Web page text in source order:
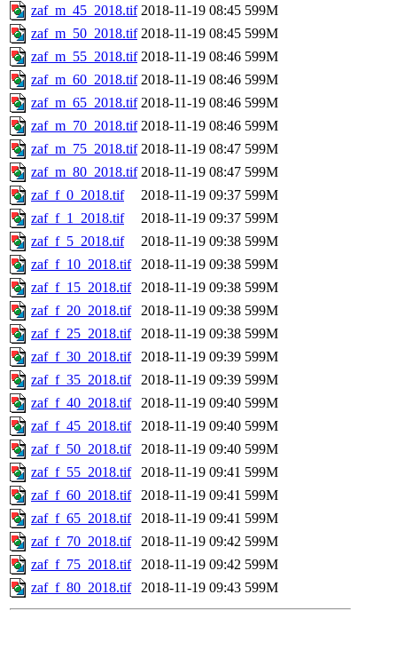
zaf_m_45_2018.tif 2018-11-19 08:45 599M
zaf_m_50_2018.tif 2018-11-19 08:45 599M
zaf_m_55_2018.tif 2018-11-19 08:46 599M
zaf_m_60_2018.tif 2018-11-19 08:46 599M
zaf_m_65_2018.tif 2018-11-19 08:46 599M
zaf_m_70_2018.tif 2018-11-19 08:46 599M
zaf_m_75_2018.tif 2018-11-19 08:47 599M
zaf_m_80_2018.tif 2018-11-19 08:47 599M
zaf_f_0_2018.tif
2018-11-19 09:37 599M
zaf_f_1_2018.tif
2018-11-19 09:37 599M
zaf_f_5_2018.tif
2018-11-19 09:38 599M
zaf_f_10_2018.tif
2018-11-19 09:38 599M
zaf_f_15_2018.tif
2018-11-19 09:38 599M
zaf_f_20_2018.tif
2018-11-19 09:38 599M
zaf_f_25_2018.tif
2018-11-19 09:38 599M
zaf_f_30_2018.tif
2018-11-19 09:39 599M
zaf_f_35_2018.tif
2018-11-19 09:39 599M
zaf_f_40_2018.tif
2018-11-19 09:40 599M
zaf_f_45_2018.tif
2018-11-19 09:40 599M
zaf_f_50_2018.tif
2018-11-19 09:40 599M
zaf_f_55_2018.tif
2018-11-19 09:41 599M
zaf_f_60_2018.tif
2018-11-19 09:41 599M
zaf_f_65_2018.tif
2018-11-19 09:41 599M
zaf_f_70_2018.tif
2018-11-19 09:42 599M
zaf_f_75_2018.tif
2018-11-19 09:42 599M
zaf_f_80_2018.tif
2018-11-19 09:43 599M